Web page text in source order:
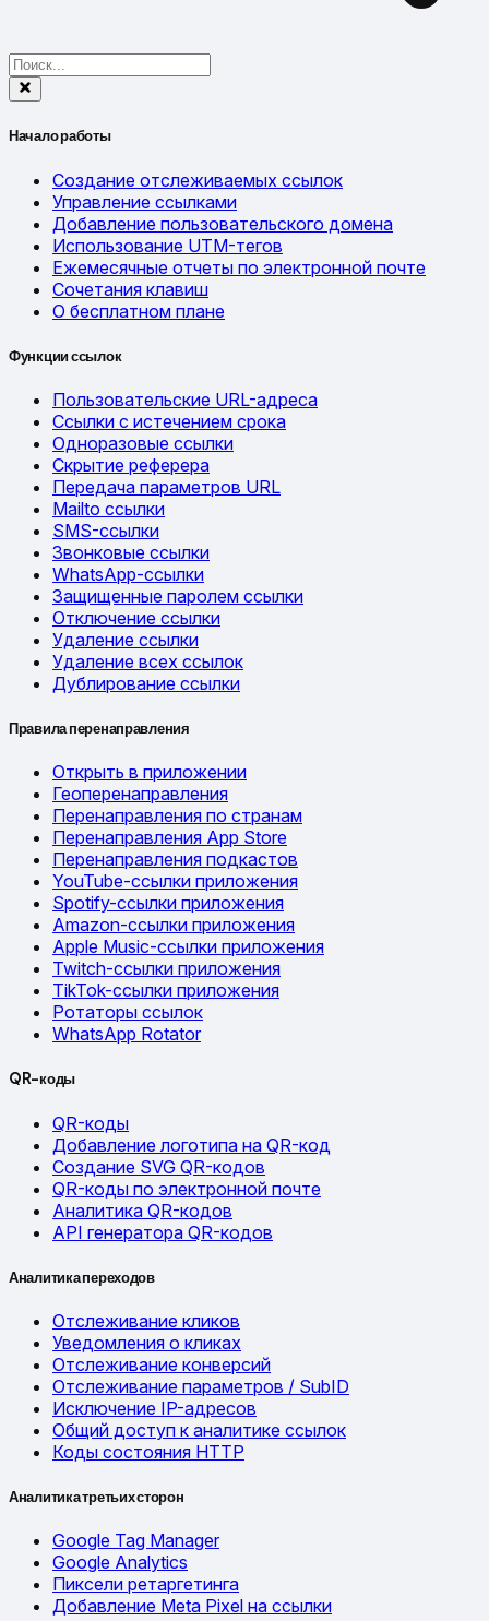
Начало работы
Создание отслеживаемых ссылок
Управление ссылками
Добавление пользовательского домена
Использование UTM-тегов
Ежемесячные отчеты по электронной почте
Сочетания клавиш
О бесплатном плане
Функции ссылок
Пользовательские URL-адреса
Ссылки с истечением срока
Одноразовые ссылки
Скрытие реферера
Передача параметров URL
Mailto ссылки
SMS-ссылки
Звонковые ссылки
WhatsApp-ссылки
Защищенные паролем ссылки
Отключение ссылки
Удаление ссылки
Удаление всех ссылок
Дублирование ссылки
Правила перенаправления
Открыть в приложении
Геоперенаправления
Перенаправления по странам
Перенаправления App Store
Перенаправления подкастов
YouTube-ссылки приложения
Spotify-ссылки приложения
Amazon-ссылки приложения
Apple Music-ссылки приложения
Twitch-ссылки приложения
TikTok-ссылки приложения
Ротаторы ссылок
WhatsApp Rotator
QR-коды
QR-коды
Добавление логотипа на QR-код
Создание SVG QR-кодов
QR-коды по электронной почте
Аналитика QR-кодов
API генератора QR-кодов
Аналитика переходов
Отслеживание кликов
Уведомления о кликах
Отслеживание конверсий
Отслеживание параметров / SubID
Исключение IP-адресов
Общий доступ к аналитике ссылок
Коды состояния HTTP
Аналитика третьих сторон
Google Tag Manager
Google Analytics
Пиксели ретаргетинга
Добавление Meta Pixel на ссылки